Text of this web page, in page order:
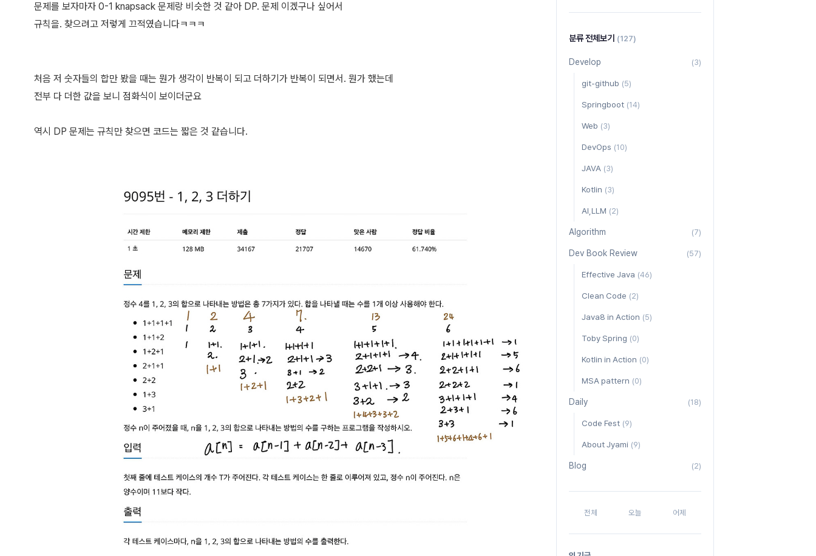
문제를 보자마자 0-1 knapsack 문제랑 비슷한 것 같아 DP. 문제 이겠구나 싶어서
규칙을. 찾으려고 저렇게 끄적였습니다ㅋㅋㅋ
처음 저 숫자들의 합만 봤을 때는 뭔가 생각이 반복이 되고 더하기가 반복이 되면서. 뭔가 했는데
전부 다 더한 값을 보니 점화식이 보이더군요
역시 DP 문제는 규칙만 찾으면 코드는 짧은 것 같습니다.
분류 전체보기 (127)
Develop (3)
git-github (5)
Springboot (14)
Web (3)
DevOps (10)
JAVA (3)
Kotlin (3)
AI,LLM (2)
Algorithm (7)
Dev Book Review (57)
Effective Java (46)
Clean Code (2)
Java8 in Action (5)
Toby Spring (0)
Kotlin in Action (0)
MSA pattern (0)
Daily (18)
Code Fest (9)
About Jyami (9)
Blog (2)
전체 오늘 어제